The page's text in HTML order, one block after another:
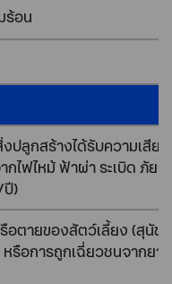
ร้อน
ปลูกสร้างได้รับความเสียห
กไฟไหม้ ฟ้าผ่า ระเบิด ภัย
ปี)
อตายของสัตว์เลี้ยง (สุนัข
หรือการถูกเฉี่ยวชนจากยา